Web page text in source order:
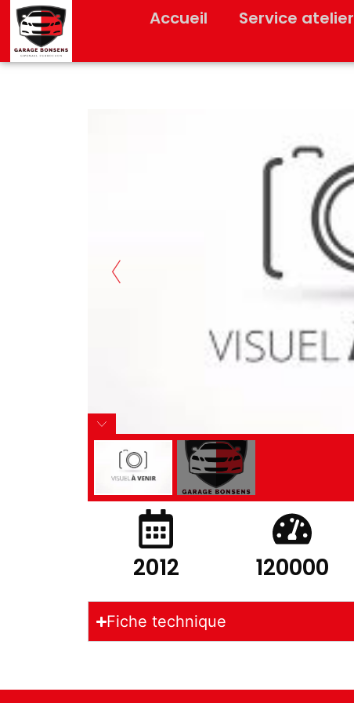
Accueil Service atelier
2012 120000
Fiche technique